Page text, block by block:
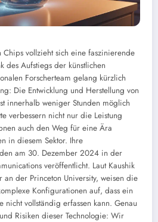
vollzieht sich eine faszinierende
des Aufstiegs der künstlichen
Forscherteam gelang kürzlich
Die Entwicklung und Herstellung von
innerhalb weniger Stunden möglich
verbessern nicht nur die Leistung
auch den Weg für eine Ära
in diesem Sektor. Ihre
am 30. Dezember 2024 in der
veröffentlicht. Laut Kaushik
der Princeton University, weisen die
Konfigurationen auf, dass ein
nicht vollständig erfassen kann. Genau
Risiken dieser Technologie: Wir